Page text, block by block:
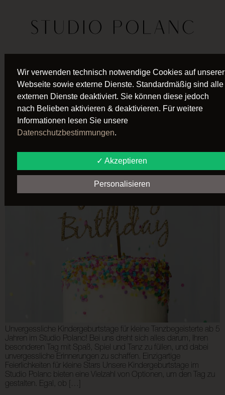
SCHLAGWORT:
GEBURTSTAG
KINDERGEBURTSTAG
IM STUDIO POLANC
Unvergessliche Kindergeburtstage für kleine Tanzbegeisterte ab 5
Jahren im Studio Polanc! Bei uns dreht sich alles darum, Ihren
besonderen Tag mit Spaß, Spiel und Tanz zu füllen, und dabei
unvergessliche Erinnerungen zu schaffen. Einzigartige
Feierlichkeiten für kleine Stars Unsere Kindergeburtstage im
Studio Polanc bieten eine Vielzahl von Optionen, um den Tag zu
gestalten. Egal, ob […]
Wir verwenden technisch notwendige Cookies auf unserer
Webseite sowie externe Dienste. Standardmäßig sind alle
externen Dienste deaktiviert. Sie können diese jedoch
nach Belieben aktivieren & deaktivieren. Für weitere
Informationen lesen Sie unsere
Datenschutzbestimmungen.
✓ Akzeptieren
Personalisieren